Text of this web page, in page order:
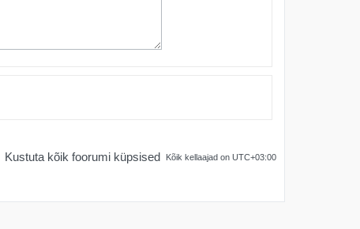
Kõik kellaajad on UTC+03:00
Kustuta kõik foorumi küpsised